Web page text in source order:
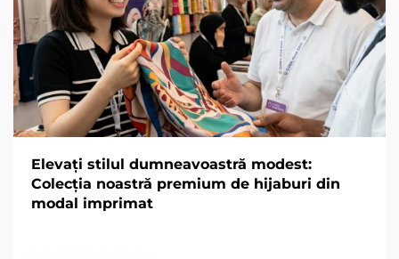
Elevați stilul dumneavoastră modest:
Colecția noastră premium de hijaburi din
modal imprimat